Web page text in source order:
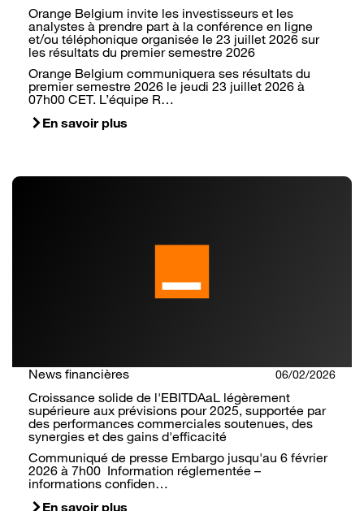
Orange Belgium invite les investisseurs et les
analystes à prendre part à la conférence en ligne
et/ou téléphonique organisée le 23 juillet 2026 sur
les résultats du premier semestre 2026
Orange Belgium communiquera ses résultats du
premier semestre 2026 le jeudi 23 juillet 2026 à
07h00 CET. L’équipe R…
En savoir plus
News financières 06/02/2026
Croissance solide de l'EBITDAaL légèrement
supérieure aux prévisions pour 2025, supportée par
des performances commerciales soutenues, des
synergies et des gains d'efficacité
Communiqué de presse Embargo jusqu'au 6 février
2026 à 7h00 Information réglementée –
informations confiden…
En savoir plus